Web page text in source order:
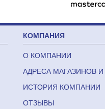
КОМПАНИЯ
О КОМПАНИИ
АДРЕСА МАГАЗИНОВ
ИСТОРИЯ КОМПАНИИ
ОТЗЫВЫ